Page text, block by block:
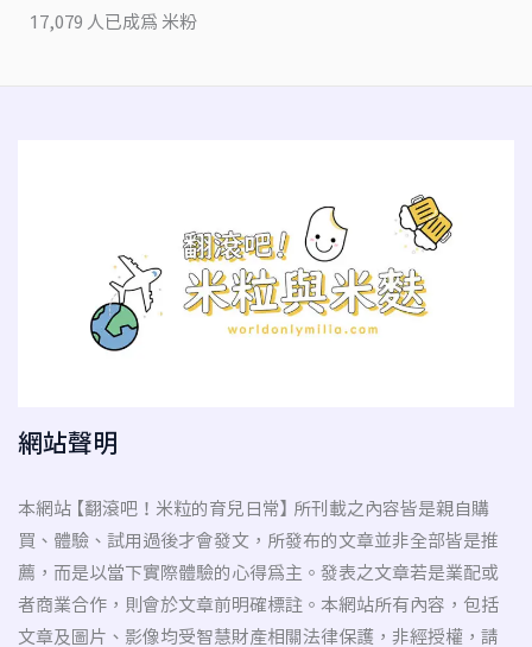
17,079 人已成為 米粉
網站聲明
本網站 【翻滾吧！米粒的育兒日常】 所刊載之內容皆是親自購
買、體驗、試用過後才會發文，所發布的文章並非全部皆是推
薦，而是以當下實際體驗的心得為主。發表之文章若是業配或
者商業合作，則會於文章前明確標註。本網站所有內容，包括
文章及圖片、影像均受智慧財產相關法律保護，非經授權，請